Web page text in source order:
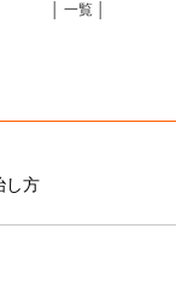
│ 一覧 │
し方